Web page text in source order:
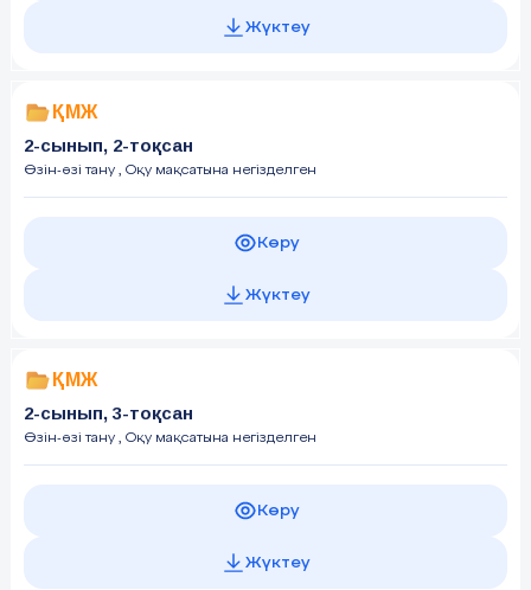
Жүктеу
ҚМЖ
2-сынып, 2-тоқсан
Өзін-өзі тану , Оқу мақсатына негізделген
Көру
Жүктеу
ҚМЖ
2-сынып, 3-тоқсан
Өзін-өзі тану , Оқу мақсатына негізделген
Көру
Жүктеу